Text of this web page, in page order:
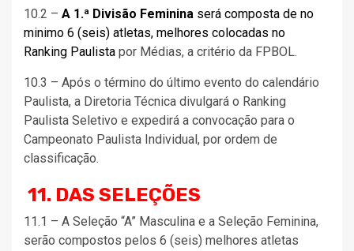
10.2 – A 1.ª Divisão Feminina será composta de no
minimo 6 (seis) atletas, melhores colocadas no
Ranking Paulista por Médias, a critério da FPBOL.
10.3 – Após o término do último evento do calendário
Paulista, a Diretoria Técnica divulgará o Ranking
Paulista Seletivo e expedirá a convocação para o
Campeonato Paulista Individual, por ordem de
classificação.
11. DAS SELEÇÕES
11.1 – A Seleção “A” Masculina e a Seleção Feminina,
serão compostos pelos 6 (seis) melhores atletas